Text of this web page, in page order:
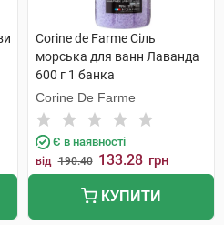
Corine de Farme Сіль
морська для ванн Лаванда
600 г 1 банка
Corine De Farme
Є в наявності
від 190.40 133.28 грн
КУПИТИ